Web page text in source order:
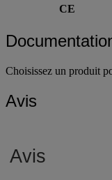
CE
Choisissez un produit
Avis